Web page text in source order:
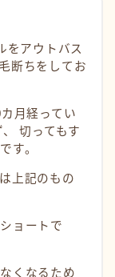
をアウトバス
断ちをしてお
月経ってい
切ってもす
す。
上記のもの
ョートで
くなるため